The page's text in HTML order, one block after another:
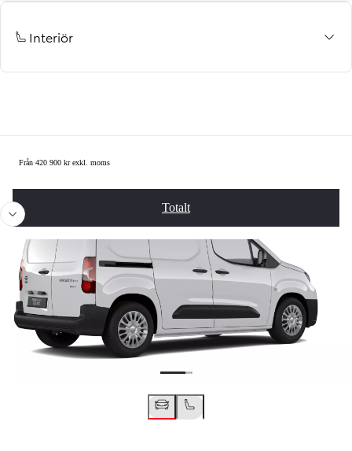
Interiör
Från 420 900 kr exkl. moms
Totalt
Summering
Föregående